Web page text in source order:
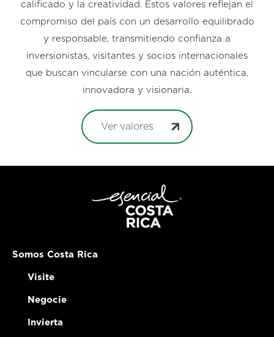
calificado y la creatividad. Estos valores reflejan el
compromiso del país con un desarrollo equilibrado
y responsable, transmitiendo confianza a
inversionistas, visitantes y socios internacionales
que buscan vincularse con una nación auténtica,
innovadora y visionaria.
Ver valores
Somos Costa Rica
Visite
Negocie
Invierta